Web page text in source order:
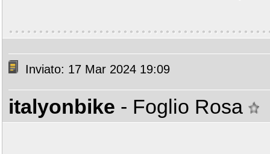
Inviato: 17 Mar 2024 19:09
italyonbike - Foglio Rosa